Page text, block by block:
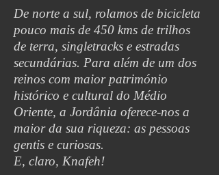
De norte a sul, rolamos de bicicleta
pouco mais de 450 kms de trilhos
de terra, singletracks e estradas
secundárias. Para além de um dos
reinos com maior património
histórico e cultural do Médio
Oriente, a Jordânia oferece-nos a
maior da sua riqueza: as pessoas
gentis e curiosas.
E, claro, Knafeh!